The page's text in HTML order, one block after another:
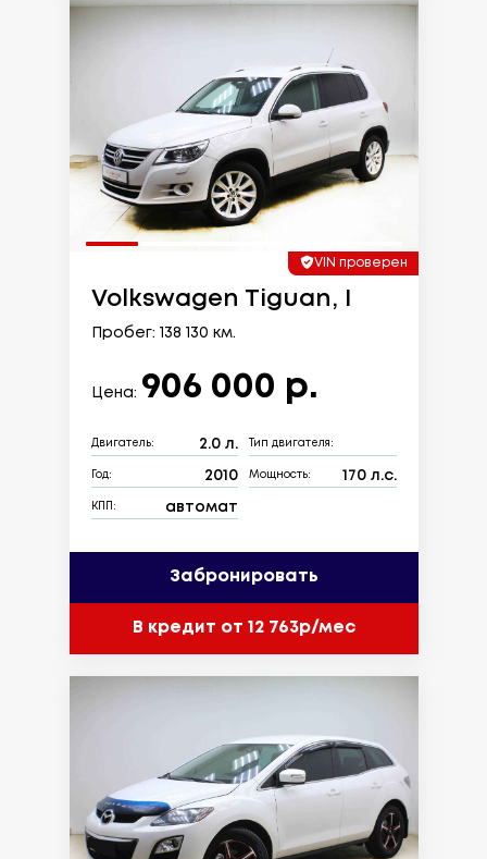
VIN проверен
Volkswagen Tiguan, I
Пробег: 138 130 км.
Цена: 906 000 р.
Двигатель: 2.0 л. Тип двигателя:
Год: 2010 Мощность: 170 л.с.
КПП: автомат
Забронировать
В кредит от 12 763р/мес